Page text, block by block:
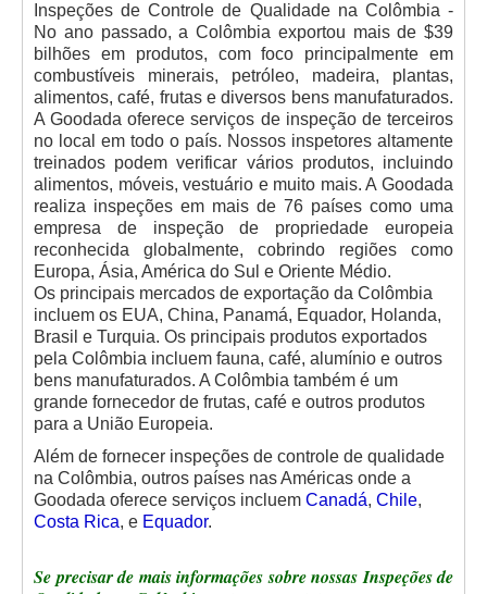
Inspeções de Controle de Qualidade na Colômbia -
No ano passado, a Colômbia exportou mais de $39
bilhões em produtos, com foco principalmente em
combustíveis minerais, petróleo, madeira, plantas,
alimentos, café, frutas e diversos bens manufaturados.
A Goodada oferece serviços de inspeção de terceiros
no local em todo o país. Nossos inspetores altamente
treinados podem verificar vários produtos, incluindo
alimentos, móveis, vestuário e muito mais. A Goodada
realiza inspeções em mais de 76 países como uma
empresa de inspeção de propriedade europeia
reconhecida globalmente, cobrindo regiões como
Europa, Ásia, América do Sul e Oriente Médio.
Os principais mercados de exportação da Colômbia
incluem os EUA, China, Panamá, Equador, Holanda,
Brasil e Turquia. Os principais produtos exportados
pela Colômbia incluem fauna, café, alumínio e outros
bens manufaturados. A Colômbia também é um
grande fornecedor de frutas, café e outros produtos
para a União Europeia.
Além de fornecer inspeções de controle de qualidade
na Colômbia, outros países nas Américas onde a
Goodada oferece serviços incluem Canadá, Chile,
Costa Rica, e Equador.
Se precisar de mais informações sobre nossas Inspeções de